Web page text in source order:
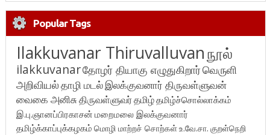
Popular Tags
Ilakkuvanar Thiruvalluvanநூல்
ilakkuvanarதோழர் தியாகு எழுதுகிறார்வெருளி
அறிவியல்தாழி மடல்இலக்குவனார் திருவள்ளுவன்
வைகை அனிசுதிருவள்ளுவர்தமிழ்தமிழ்ச்சொல்லாக்கம்
இ.பு.ஞானப்பிரகாசன் மறைமலை இலக்குவனார்
தமிழ்க்காப்புக்கழகம் மொழி மாற்றச் சொற்கள்உ.வே.சா. குறள்நெறி